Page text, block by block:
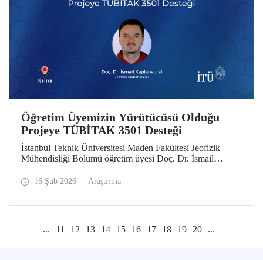
Öğretim Üyemizin Yürütücüsü Olduğu
Projeye TÜBİTAK 3501 Desteği
İstanbul Teknik Üniversitesi Maden Fakültesi Jeofizik
Mühendisliği Bölümü öğretim üyesi Doç. Dr. İsmail
3501 Kariyer Geliştirme Programı kapsamında destek
16 Şub 2026 Araştırma
... 11 12 13 14 15 16 17 18 19 20 ...